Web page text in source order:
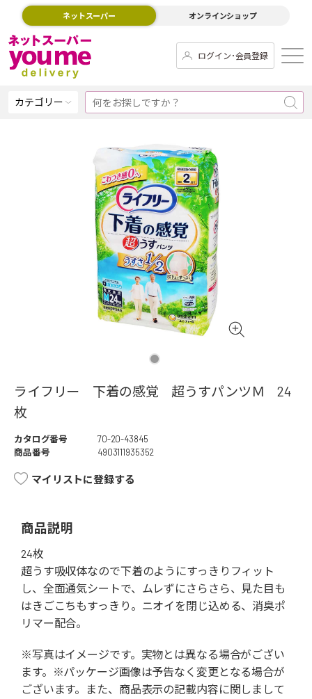
ネットスーパー オンラインショップ
ログイン･会員登録
カテゴリー
ライフリー 下着の感覚 超うすパンツＭ 24
枚
カタログ番号
70-20-43845
商品番号
4903111935352
マイリストに登録する
商品説明
24枚
超うす吸収体なので下着のようにすっきりフィット
し、全面通気シートで、ムレずにさらさら、見た目も
はきごこちもすっきり。ニオイを閉じ込める、消臭ポ
リマー配合。
※写真はイメージです。実物とは異なる場合がござい
ます。※パッケージ画像は予告なく変更となる場合が
ございます。また、商品表示の記載内容に関しまして